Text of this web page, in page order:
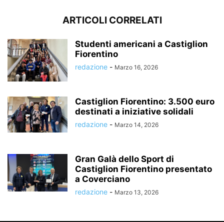
ARTICOLI CORRELATI
Studenti americani a Castiglion
Fiorentino
redazione - Marzo 16, 2026
Castiglion Fiorentino: 3.500 euro
destinati a iniziative solidali
redazione - Marzo 14, 2026
Gran Galà dello Sport di
Castiglion Fiorentino presentato
a Coverciano
redazione - Marzo 13, 2026